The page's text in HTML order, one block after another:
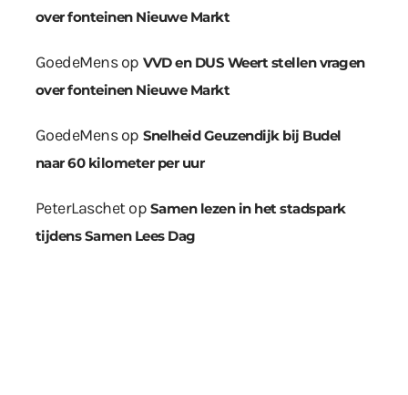
over fonteinen Nieuwe Markt
GoedeMensop VVD en DUS Weert stellen vragen
over fonteinen Nieuwe Markt
GoedeMensop Snelheid Geuzendijk bij Budel
naar 60 kilometer per uur
PeterLaschetop Samen lezen in het stadspark
tijdens Samen Lees Dag